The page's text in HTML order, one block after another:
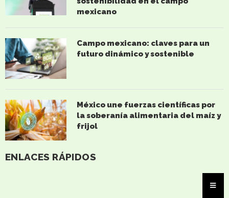
ENLACES RÁPIDOS
mexicano
Campo mexicano: claves para un
futuro dinámico y sostenible
México une fuerzas científicas por
la soberanía alimentaria del maíz y
frijol